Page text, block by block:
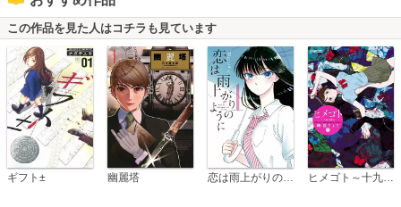
この作品を見た人はコチラも見ています
ギフト± 幽麗塔 ヒメゴト～十九歳の制服～